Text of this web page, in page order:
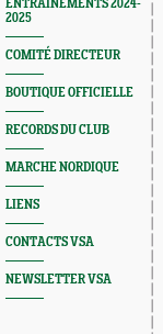
ENTRAINEMENTS 2024-
2025
COMITÉ DIRECTEUR
BOUTIQUE OFFICIELLE
RECORDS DU CLUB
MARCHE NORDIQUE
LIENS
CONTACTS VSA
NEWSLETTER VSA